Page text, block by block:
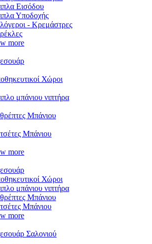
Εισόδου
Υποδοχής
- Κρεμάστρες
more
Χώροι
μπάνιου νιπτήρα
Μπάνιου
Μπάνιου
more
Χώροι
μπάνιου νιπτήρα
Μπάνιου
Μπάνιου
more
Σαλονιού